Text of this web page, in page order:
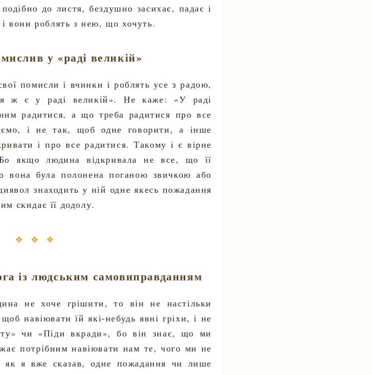
до листя, бездушно засихає, падає і
вони роблять з нею, що хочуть.
у «раді великій»
помисли і вчинки і роблять усе з радою,
ж є у раді великій». Не каже: «У раді
радитися, а що треба радитися про все
і не так, щоб одне говорити, а інше
і про все радитися. Такому і є вірне
якщо людина відкривала не все, що її
вона була полонена поганою звичкою або
знаходить у ній одне якесь пожадання
скидає її додолу.
❖ ❖ ❖
із людським самовиправданням
не хоче грішити, то він не настільки
навіювати їй які-небудь явні гріхи, і не
чи «Піди вкради», бо він знає, що ми
потрібним навіювати нам те, чого ми не
як я вже сказав, одне пожадання чи лише